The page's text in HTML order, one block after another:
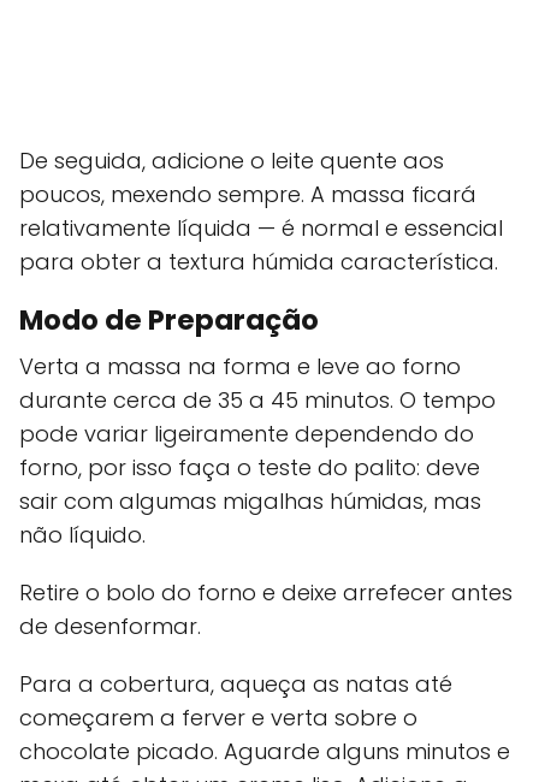
De seguida, adicione o leite quente aos
poucos, mexendo sempre. A massa ficará
relativamente líquida — é normal e essencial
para obter a textura húmida característica.
Modo de Preparação
Verta a massa na forma e leve ao forno
durante cerca de 35 a 45 minutos. O tempo
pode variar ligeiramente dependendo do
forno, por isso faça o teste do palito: deve
sair com algumas migalhas húmidas, mas
não líquido.
Retire o bolo do forno e deixe arrefecer antes
de desenformar.
Para a cobertura, aqueça as natas até
começarem a ferver e verta sobre o
chocolate picado. Aguarde alguns minutos e